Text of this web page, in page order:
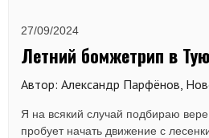
27/09/2024
Летний бомжетрип в
Автор: Александр Парфёнов,
Я на всякий случай подбираю
пробует начать движение с